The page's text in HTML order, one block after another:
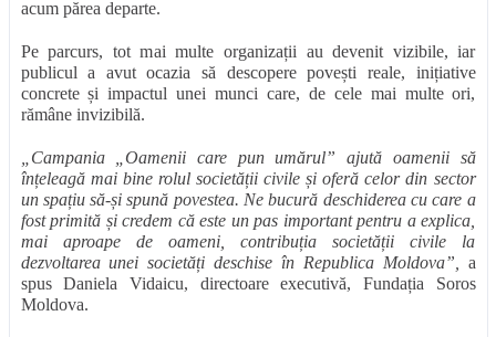
acum părea departe.
Pe parcurs, tot mai multe organizații au devenit vizibile, iar
publicul a avut ocazia să descopere povești reale, inițiative
concrete și impactul unei munci care, de cele mai multe ori,
rămâne invizibilă.
„Campania „Oamenii care pun umărul” ajută oamenii să
înțeleagă mai bine rolul societății civile și oferă celor din sector
un spațiu să-și spună povestea. Ne bucură deschiderea cu care a
fost primită și credem că este un pas important pentru a explica,
mai aproape de oameni, contribuția societății civile la
dezvoltarea unei societăți deschise în Republica Moldova”
a
spus Daniela Vidaicu, directoare executivă, Fundația Soros
Moldova.